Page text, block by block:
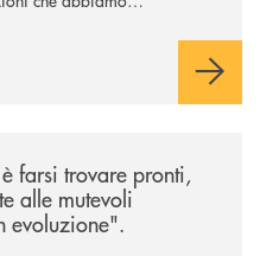
farsi trovare pronti,
alle mutevoli
evoluzione".